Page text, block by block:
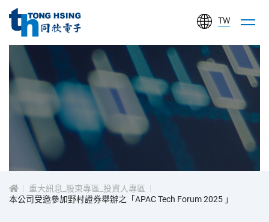
同
欣
電
子
工
份
有
限
TW
投
人
重大訊息_股東專區_投資人專區
本公司受邀參加野村證券舉辦之「APAC Tech Forum 2025 」